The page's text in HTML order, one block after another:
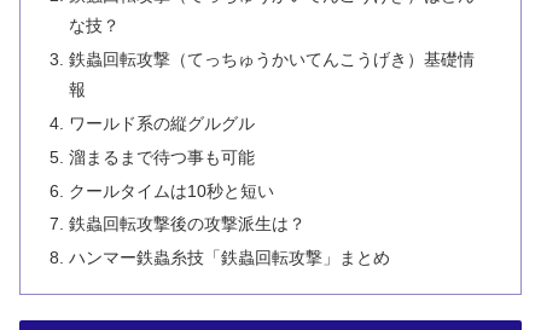
な技？
鉄蟲回転攻撃（てっちゅうかいてんこうげき）基礎情
報
ワールド系の縦グルグル
溜まるまで待つ事も可能
クールタイムは10秒と短い
鉄蟲回転攻撃後の攻撃派生は？
ハンマー鉄蟲糸技「鉄蟲回転攻撃」まとめ